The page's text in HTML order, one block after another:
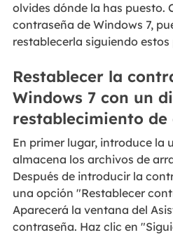
olvides dónde la has puesto.
contraseña de Windows 7,
restablecerla siguiendo estos
Restablecer la
Windows 7 con un
restablecimiento de
En primer lugar, introduce la
almacena los archivos de
Después de introducir la
una opción "Restablecer
Aparecerá la ventana del
contraseña. Haz clic en